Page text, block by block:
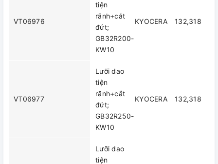
VT06976
tiện
rãnh+cắt
đứt;
GB32R200-
KW10
KYOCERA 132,318
VT06977
Lưỡi dao
tiện
rãnh+cắt
đứt;
GB32R250-
KW10
KYOCERA 132,318
Lưỡi dao
tiện